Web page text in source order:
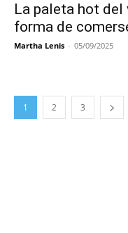
La paleta hot del
forma de
Martha Lenis - 05/09/2025
1 2 3